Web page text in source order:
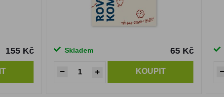
155 Kč Skladem 65 Kč
KOUPIT